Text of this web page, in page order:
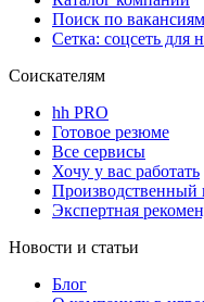
Поиск по
Сетка: соцсеть для
Соискателям
hh PRO
Готовое резюме
Все сервисы
Хочу у вас работать
Производственный
Экспертная
Новости и статьи
Блог